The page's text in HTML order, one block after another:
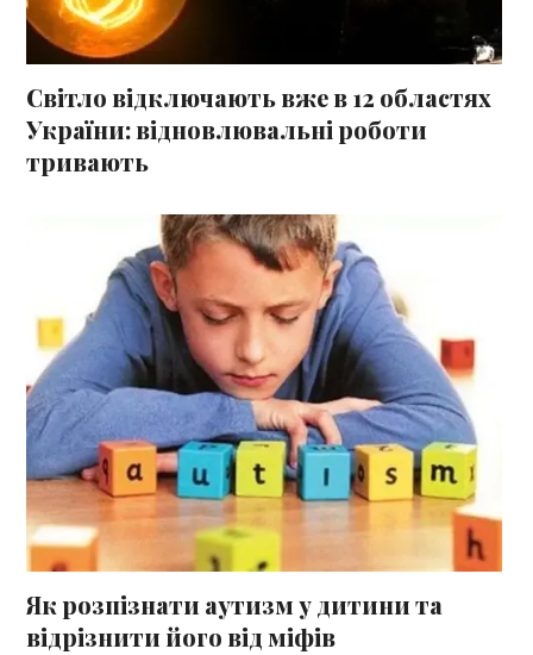
Світло відключають вже в 12 областях
України: відновлювальні роботи
тривають
Як розпізнати аутизм у дитини та
відрізнити його від міфів